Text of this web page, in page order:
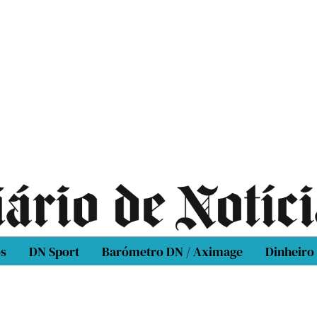
DN Sport Barómetro DN / Aximage Dinheiro